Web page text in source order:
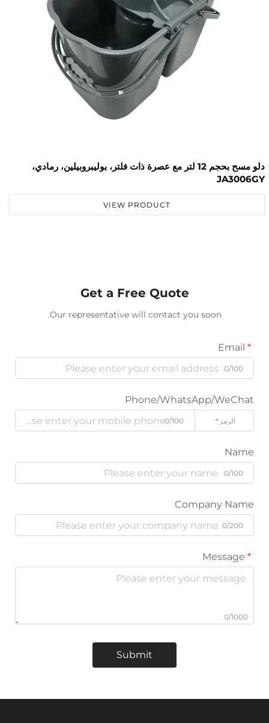
دلو مسح بحجم 12 لتر مع عصرة ذات فلتر، بوليبروبيلين، رمادي،
VIEW PRODUCT
Get a Free Quote
Our representative will contact you soon.
Phone/WhatsApp/
0/100